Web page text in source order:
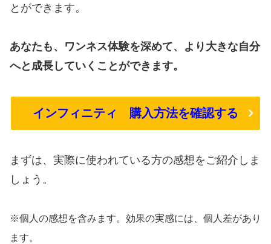
とができます。
あなたも、ワンネス体験を深めて、より大きな自分
へと成長していくことができます。
インフィニティ 購入方法を確認する
まずは、実際に使われている方の感想をご紹介しま
しょう。
※個人の感想を含みます。効果の実感には、個人差があり
ます。